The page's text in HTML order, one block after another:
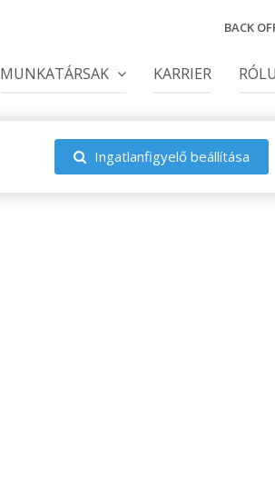
BACK
MUNKATÁRSAK KARRIER
Ingatlanfigyelő beállítása